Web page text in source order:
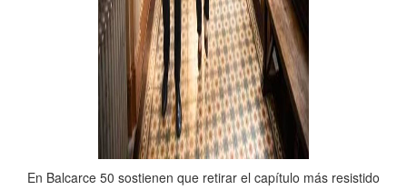
En Balcarce 50 sostienen que retirar el capítulo más resistido